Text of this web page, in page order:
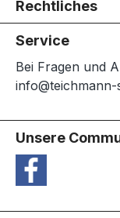
Rechtliches
Service
Bei Fragen und
info@teichmann-
Unsere